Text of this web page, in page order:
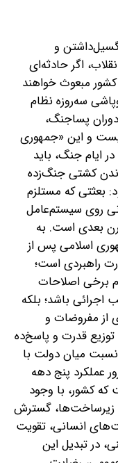
و
اگر حادثه‌ای
مبعوث خواهند
سه‌روزه نظام
پساجنگ،
و این «جمهوری
ایام جنگ، باید
کشتی جنگ‌زده
بعثتی که مستلزم
روی سیستم‌عامل
بعدی است. به
اسلامی پس از
راهبردی است؛
برخی اصلاحات
باشد؛ بلکه
از مفروضات و
قدرت و پاسخ‌ده
نسبت میان دولت با
عملکرد پنج دهه
که کشور، با وجود
زیرساخت‌ها، گسترش
انسانی، تقویت
در تبدیل این